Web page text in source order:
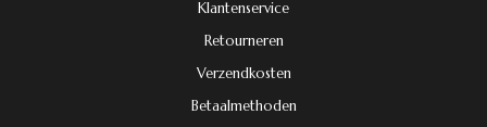
Klantenservice
Retourneren
Verzendkosten
Betaalmethoden